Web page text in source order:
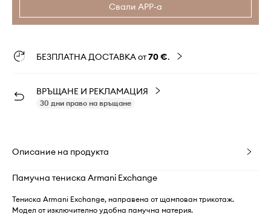
Свали APP-а
БЕЗПЛАТНА ДОСТАВКА от70 €.
ВРЪЩАНЕ И РЕКЛАМАЦИЯ
30 дни право на връщане
Описание на продукта
Памучна тениска Armani Exchange
Тениска Armani Exchange, направена от щампован трикотаж.
Модел от изключително удобна памучна материя.